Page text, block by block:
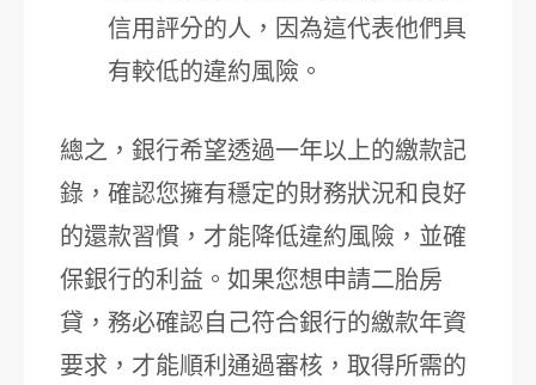
信用評分的人，因為這代表他們具
有較低的違約風險。
總之，銀行希望透過一年以上的繳款記
錄，確認您擁有穩定的財務狀況和良好
的還款習慣，才能降低違約風險，並確
保銀行的利益。如果您想申請二胎房
貸，務必確認自己符合銀行的繳款年資
要求，才能順利通過審核，取得所需的